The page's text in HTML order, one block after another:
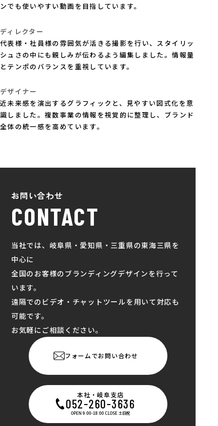
ンでも使いやすい動画を目指しています。
ディレクター
代表様・社員様の雰囲気が活きる撮影を行い、スタイリッ
シュさの中にも親しみが伝わるよう編集しました。情報量
とテンポのバランスを重視しています。
デザイナー
近未来感を演出するグラフィックと、見やすい図式化を意
識しました。複数事業の情報を視覚的に整理し、ブランド
全体の統一感を高めています。
お問い合わせ
CONTACT
当社では、岐阜県・愛知県・三重県の東海三県を
中心に
全国のお客様のブランディングデザインを行って
います。
遠隔でのビデオ・チャットツールを用いて対応も
可能です。
お気軽にご相談ください。
フォームでお問い合わせ
本社・岐阜支店
052-260-3636
OPEN 9:00-18:00 CLOSE 土日祝